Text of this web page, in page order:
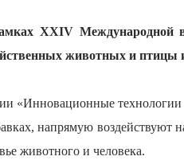
XXIV Международной
животных и птицы
технологии
напрямую воздействуют
животного и человека.